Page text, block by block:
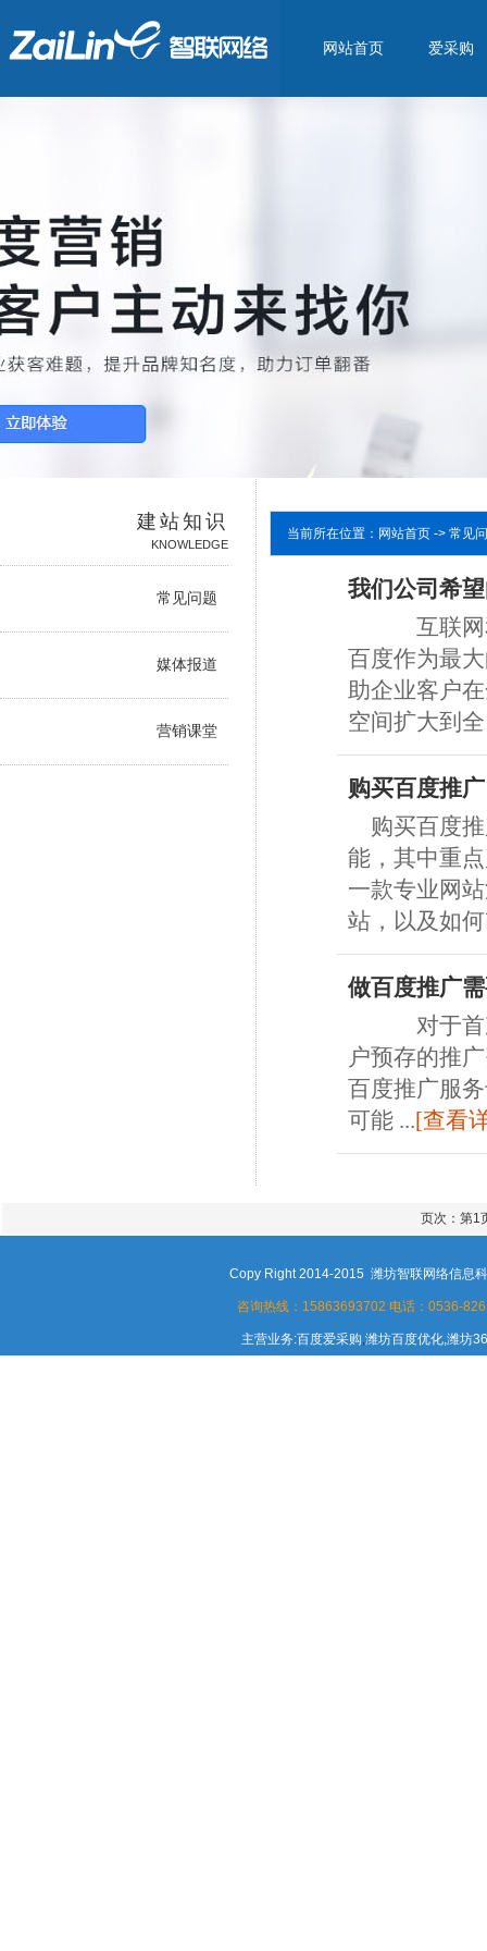
网站首页 爱采购
建站知识
KNOWLEDGE
常见问题
媒体报道
营销课堂
当前所在位置：网站首页 -> 常见
我们公司希
互联网和
百度作为最
助企业客户
空间扩大到全
购买百度推
购买百度推
能，其中重
一款专业网
站，以及如
做百度推广
对于首次
户预存的推
百度推广服
可能 ...[查看
页次：第1
Copy Right 2014-2015 潍坊智联网络信息
咨询热线：15863693702 电话：0536-
主营业务:百度爱采购,潍坊百度优化,潍坊